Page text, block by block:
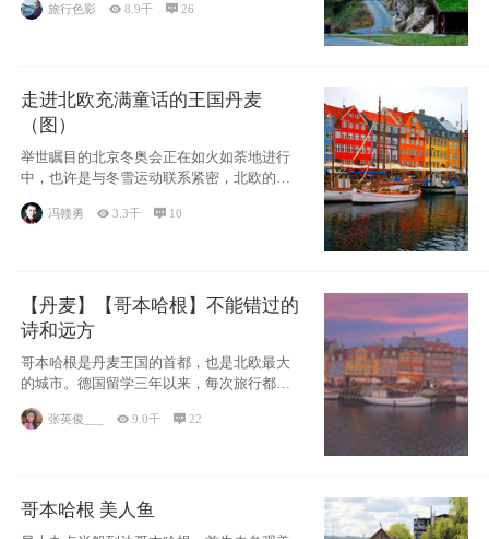
旅行色影 8.9千 26
走进北欧充满童话的王国丹麦
（图）
举世瞩目的北京冬奥会正在如火如荼地进行
中，也许是与冬雪运动联系紧密，北欧的一
些国家因
冯赣勇 3.3千  10
【丹麦】【哥本哈根】不能错过的
诗和远方
哥本哈根是丹麦王国的首都，也是北欧最大
的城市。德国留学三年以来，每次旅行都是
张英俊___ 9.0千 22
哥本哈根 美人鱼